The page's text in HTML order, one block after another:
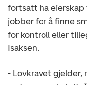
fortsatt ha eierskap
jobber for å finne
for kontroll eller
Isaksen.
- Lovkravet gjelder,